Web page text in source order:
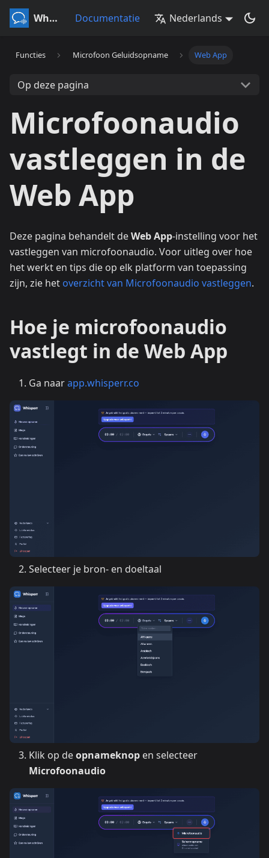
Whisperr Documentatie Nederlands
Functies Microfoon Geluidsopname Web App
Op deze pagina
Microfoonaudio
vastleggen in de
Web App
Deze pagina behandelt deWeb App-instelling voor het
vastleggen van microfoonaudio. Voor uitleg over hoe
het werkt en tips die op elk platform van toepassing
zijn, zie het overzicht van Microfoonaudio vastleggen.
Hoe je microfoonaudio
vastlegt in de Web App
Ga naarapp.whisperr.co
Selecteer je bron- en doeltaal
Klik op deopnameknop en selecteer
Microfoonaudio